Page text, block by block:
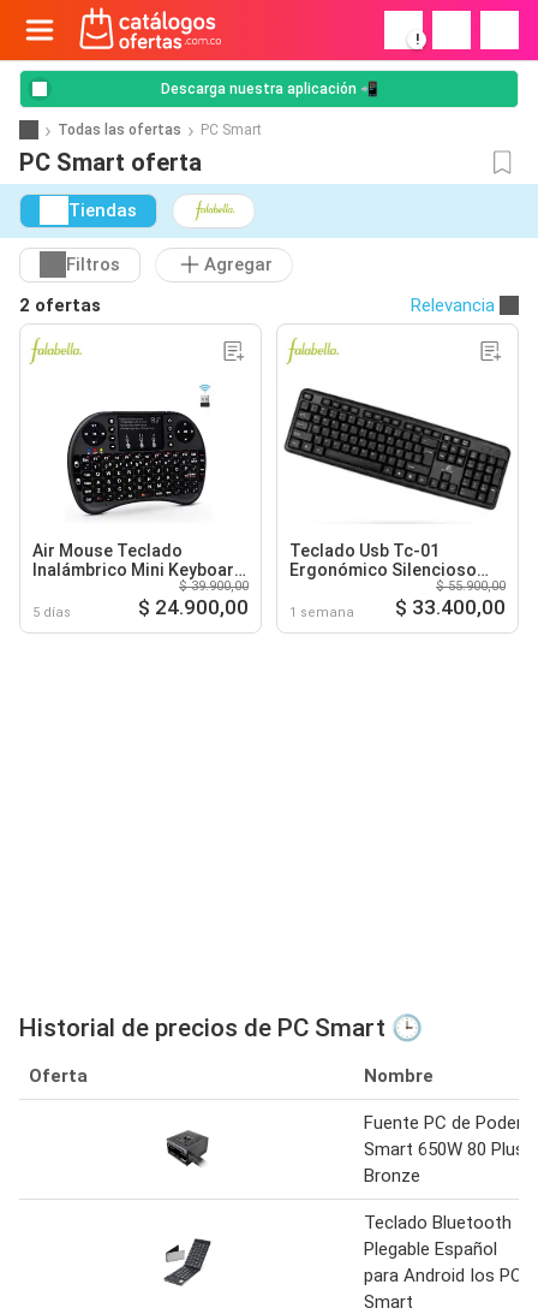
!
Descarga nuestra aplicación 📲
Todas las ofertas PC Smart
PC Smart oferta
Tiendas
Filtros
Agregar
2 ofertas
Relevancia
Air Mouse Teclado
Inalámbrico Mini Keyboard
5 días
$ 39.900,00
$ 24.900,00
Teclado Usb Tc-01
Ergonómico Silencioso
Compatible Pc Laptop
Smart Tv Plug & Play
1 semana
$ 55.900,00
$ 33.400,00
Historial de precios de PC Smart 🕒
Oferta Nombre
Fuente PC de Poder
Smart 650W 80 Plus
Bronze
Teclado Bluetooth
Plegable Español
para Android Ios PC
Smart